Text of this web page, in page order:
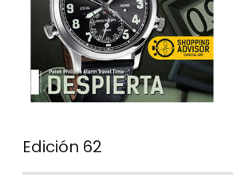
Edición 62